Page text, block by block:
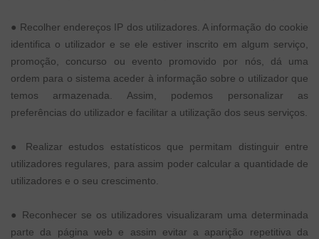
● Recolher endereços IP dos utilizadores. A informação do cookie
identifica o utilizador e se ele estiver inscrito em algum serviço,
promoção, concurso ou evento promovido por nós, dá uma
ordem para o sistema aceder à informação sobre o utilizador que
temos armazenada. Assim, podemos personalizar as
preferências do utilizador e facilitar a utilização dos seus serviços.
●
Realizar estudos estatísticos que permitam distinguir entre
utilizadores regulares, para assim poder calcular a quantidade de
utilizadores e o seu crescimento.
●
Reconhecer se os utilizadores visualizaram uma determinada
parte da página web e assim evitar a aparição repetitiva da